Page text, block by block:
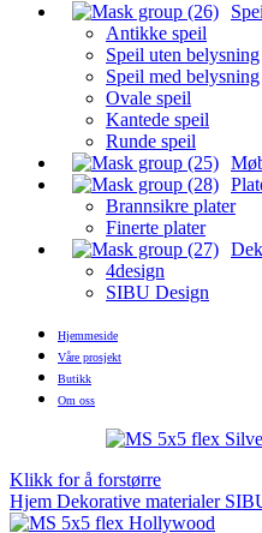
Antikke speil
Speil uten belysning
Speil med belysning
Ovale speil
Kantede speil
Runde speil
Brannsikre plater
Finerte plater
4design
SIBU Design
Hjemmeside
Våre prosjekt
Butikk
Om oss
Klikk for å forstørre
Hjem Dekorative materialer